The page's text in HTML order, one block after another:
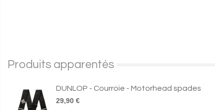
Produits apparentés
DUNLOP - Courroie - Motorhead spades
29,90 €